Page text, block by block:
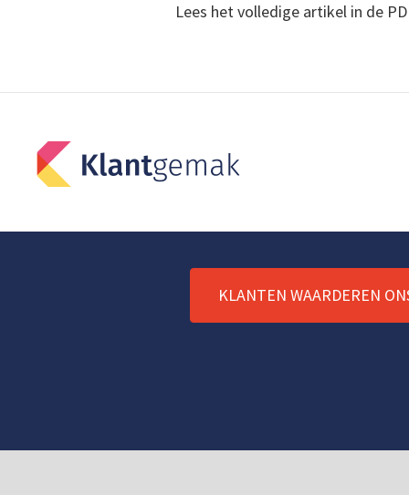
Lees het volledige artikel in de
KLANTEN WAARDEREN